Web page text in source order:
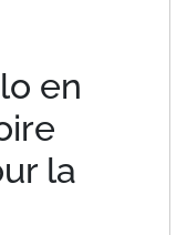
en
la